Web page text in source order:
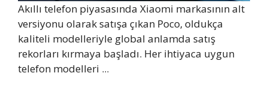
Akıllı telefon piyasasında Xiaomi markasının alt
versiyonu olarak satışa çıkan Poco, oldukça
kaliteli modelleriyle global anlamda satış
rekorları kırmaya başladı. Her ihtiyaca uygun
telefon modelleri ...